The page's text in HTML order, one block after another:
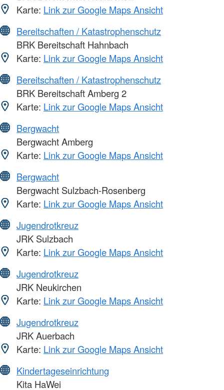
Karte: Link zur Google Maps Ansicht
Bereitschaften / Katastrophenschutz
BRK Bereitschaft Hahnbach
Karte: Link zur Google Maps Ansicht
Bereitschaften / Katastrophenschutz
BRK Bereitschaft Amberg 2
Karte: Link zur Google Maps Ansicht
Bergwacht
Bergwacht Amberg
Karte: Link zur Google Maps Ansicht
Bergwacht
Bergwacht Sulzbach-Rosenberg
Karte: Link zur Google Maps Ansicht
Jugendrotkreuz
JRK Sulzbach
Karte: Link zur Google Maps Ansicht
Jugendrotkreuz
JRK Neukirchen
Karte: Link zur Google Maps Ansicht
Jugendrotkreuz
JRK Auerbach
Karte: Link zur Google Maps Ansicht
Kindertageseinrichtung
Kita HaWei